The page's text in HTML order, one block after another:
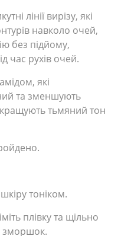
лінії вирізу, які
навколо очей,
без підйому,
час рухів очей.
які
та зменшують
тьмяний тон
тоніком.
плівку та щільно
зморшок.